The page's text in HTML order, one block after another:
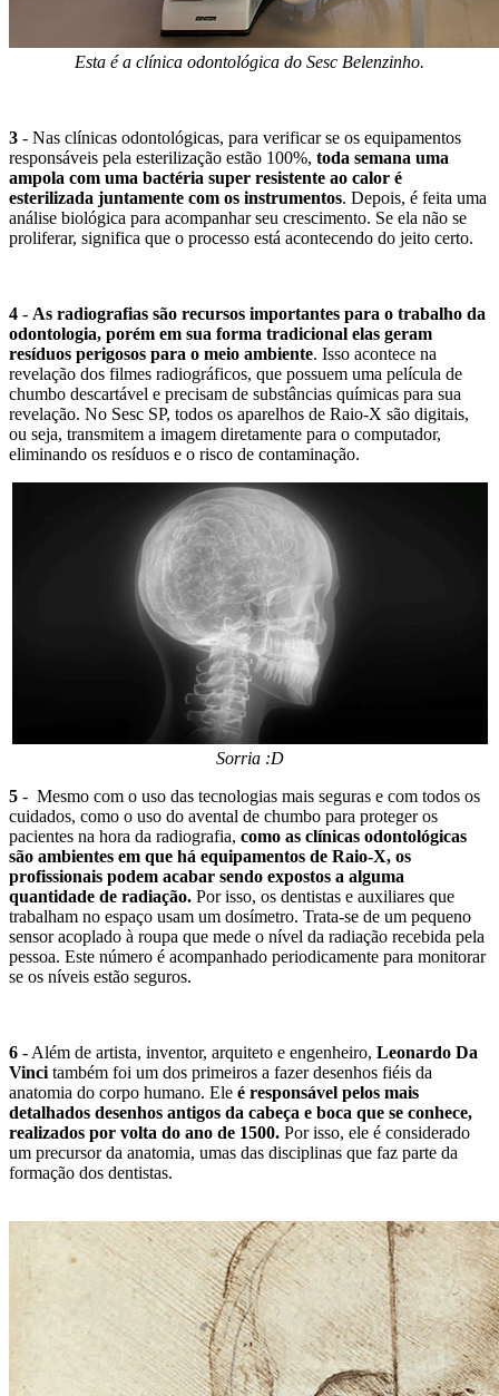
Esta é a clínica odontológica do Sesc Belenzinho.
3 - Nas clínicas odontológicas, para verificar se os equipamentos
responsáveis pela esterilização estão 100%, toda semana uma
ampola com uma bactéria super resistente ao calor é
esterilizada juntamente com os instrumentos. Depois, é feita uma
análise biológica para acompanhar seu crescimento. Se ela não se
proliferar, significa que o processo está acontecendo do jeito certo.
4 - As radiografias são recursos importantes para o trabalho da
odontologia, porém em sua forma tradicional elas geram
resíduos perigosos para o meio ambiente. Isso acontece na
revelação dos filmes radiográficos, que possuem uma película de
chumbo descartável e precisam de substâncias químicas para sua
revelação. No Sesc SP, todos os aparelhos de Raio-X são digitais,
ou seja, transmitem a imagem diretamente para o computador,
eliminando os resíduos e o risco de contaminação.
Sorria :D
5 - Mesmo com o uso das tecnologias mais seguras e com todos os
cuidados, como o uso do avental de chumbo para proteger os
pacientes na hora da radiografia, como as clínicas odontológicas
são ambientes em que há equipamentos de Raio-X, os
profissionais podem acabar sendo expostos a alguma
quantidade de radiação. Por isso, os dentistas e auxiliares que
trabalham no espaço usam um dosímetro. Trata-se de um pequeno
sensor acoplado à roupa que mede o nível da radiação recebida pela
pessoa. Este número é acompanhado periodicamente para monitorar
se os níveis estão seguros.
6 - Além de artista, inventor, arquiteto e engenheiro, Leonardo Da
Vinci também foi um dos primeiros a fazer desenhos fiéis da
anatomia do corpo humano. Ele é responsável pelos mais
detalhados desenhos antigos da cabeça e boca que se conhece,
realizados por volta do ano de 1500. Por isso, ele é considerado
um precursor da anatomia, umas das disciplinas que faz parte da
formação dos dentistas.